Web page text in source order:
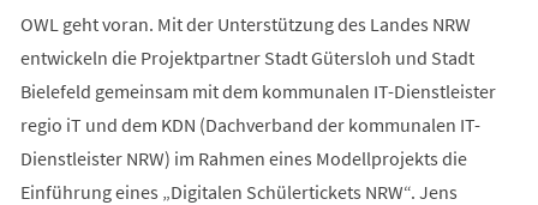
OWL geht voran. Mit der Unterstützung des Landes NRW
entwickeln die Projektpartner Stadt Gütersloh und Stadt
Bielefeld gemeinsam mit dem kommunalen IT-Dienstleister
regio iT und dem KDN (Dachverband der kommunalen IT-
Dienstleister NRW) im Rahmen eines Modellprojekts die
Einführung eines „Digitalen Schülertickets NRW“. Jens